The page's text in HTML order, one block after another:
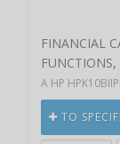
FINANCIAL
FUNCTIONS,
A HP
TO